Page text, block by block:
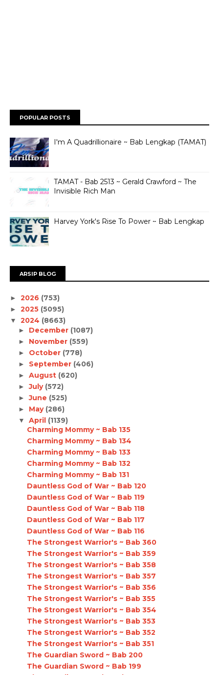
POPULAR POSTS
I'm A Quadrillionaire ~ Bab Lengkap (TAMAT)
TAMAT - Bab 2513 ~ Gerald Crawford ~ The
Invisible Rich Man
Harvey York's Rise To Power ~ Bab Lengkap
ARSIP BLOG
► 2026 (753)
► 2025 (5095)
▼ 2024 (8663)
► December (1087)
► November (559)
► October (778)
► September (406)
► August (620)
►July (572)
►June (525)
► May (286)
▼ April (1139)
Charming Mommy ~ Bab 135
Charming Mommy ~ Bab 134
Charming Mommy ~ Bab 133
Charming Mommy ~ Bab 132
Charming Mommy ~ Bab 131
Dauntless God of War ~ Bab 120
Dauntless God of War ~ Bab 119
Dauntless God of War ~ Bab 118
Dauntless God of War ~ Bab 117
Dauntless God of War ~ Bab 116
The Strongest Warrior's ~ Bab 360
The Strongest Warrior's ~ Bab 359
The Strongest Warrior's ~ Bab 358
The Strongest Warrior's ~ Bab 357
The Strongest Warrior's ~ Bab 356
The Strongest Warrior's ~ Bab 355
The Strongest Warrior's ~ Bab 354
The Strongest Warrior's ~ Bab 353
The Strongest Warrior's ~ Bab 352
The Strongest Warrior's ~ Bab 351
The Guardian Sword ~ Bab 200
The Guardian Sword ~ Bab 199